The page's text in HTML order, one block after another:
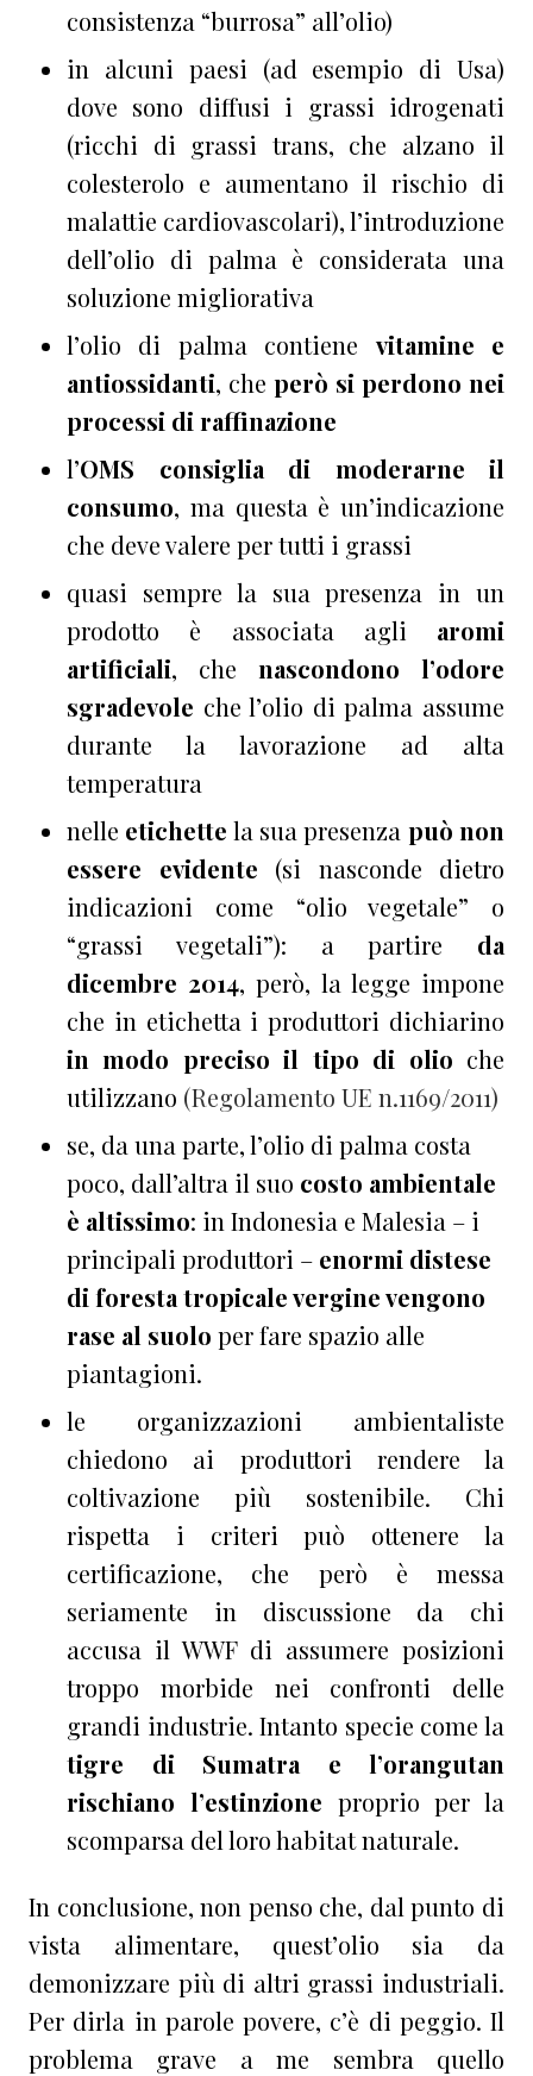
consistenza “burrosa” all’olio)
in alcuni paesi (ad esempio di Usa)
dove sono diffusi i grassi idrogenati
(ricchi di grassi trans, che alzano il
colesterolo e aumentano il rischio di
malattie cardiovascolari), l’introduzione
dell’olio di palma è considerata una
soluzione migliorativa
l’olio di palma contiene vitamine e
antiossidanti, che però si perdono nei
processi di raffinazione
l’OMS consiglia di moderarne il
consumo, ma questa è un’indicazione
che deve valere per tutti i grassi
quasi sempre la sua presenza in un
prodotto è associata agli aromi
artificiali, che nascondono l’odore
sgradevole che l’olio di palma assume
durante la lavorazione ad alta
temperatura
nelle etichette la sua presenza può non
essere evidente (si nasconde dietro
indicazioni come “olio vegetale” o
“grassi vegetali”): a partire da
dicembre 2014, però, la legge impone
che in etichetta i produttori dichiarino
in modo preciso il tipo di olio che
utilizzano (Regolamento UE n.1169/2011)
se, da una parte, l’olio di palma costa
poco, dall’altra il suo costo ambientale
è altissimo: in Indonesia e Malesia – i
principali produttori – enormi distese
di foresta tropicale vergine vengono
rase al suolo per fare spazio alle
piantagioni.
le organizzazioni ambientaliste
chiedono ai produttori rendere la
coltivazione più sostenibile. Chi
rispetta i criteri può ottenere la
certificazione, che però è messa
seriamente in discussione da chi
accusa il WWF di assumere posizioni
troppo morbide nei confronti delle
grandi industrie. Intanto specie come la
tigre di Sumatra e l’orangutan
rischiano l’estinzione proprio per la
scomparsa del loro habitat naturale.
In conclusione, non penso che, dal punto di
vista alimentare, quest’olio sia da
demonizzare più di altri grassi industriali.
Per dirla in parole povere, c’è di peggio. Il
problema grave a me sembra quello